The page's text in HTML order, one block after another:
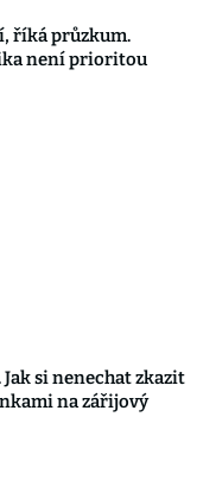
říká průzkum.
není prioritou
si nenechat zkazit
na zářijový